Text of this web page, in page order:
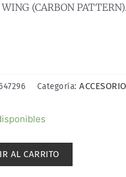
(CARBON
Categoría:
AL CARRITO